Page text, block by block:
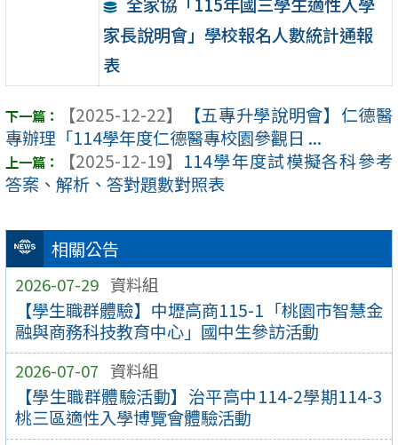
相關公告
2026-07-29 資料組
【學生職群體驗】中壢高商115-1「桃園市智慧金
融與商務科技教育中心」國中生參訪活動
2026-07-07 資料組
【學生職群體驗活動】治平高中114-2學期114-3
桃三區適性入學博覽會體驗活動
家長說明會」學校報名人數統計通報
表
【2025-12-22】
【五專升學說明會】仁德醫
專辦理「114學年度仁德醫專校園參觀日 ...
【2025-12-19】 114學年度試模擬各科參考
答案、解析、答對題數對照表